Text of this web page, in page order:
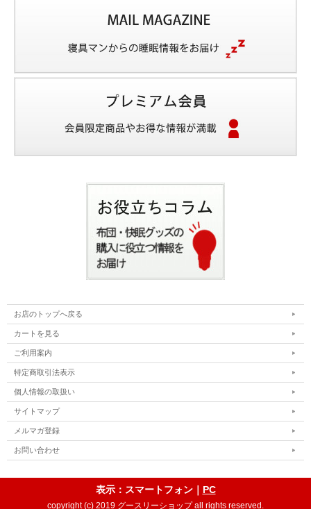
お店のトップへ戻る
カートを見る
ご利用案内
特定商取引法表示
個人情報の取扱い
サイトマップ
メルマガ登録
お問い合わせ
表示：スマートフォン｜ PC
copyright (c) 2019 グースリーショップ all rights reserved.